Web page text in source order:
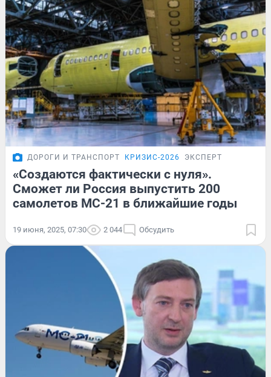
ДОРОГИ И ТРАНСПОРТ КРИЗИС-2026 ЭКСПЕРТ
«Создаются фактически с нуля».
Сможет ли Россия выпустить 200
самолетов МС-21 в ближайшие годы
19 июня, 2025, 07:30 2 044 Обсудить